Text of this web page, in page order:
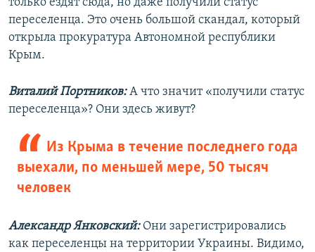
только ездят сюда, но даже получили статус
переселенца. Это очень большой скандал, который
открыла прокуратура Автономной республики
Крым.
Виталий Портников:А что значит «получили статус
переселенца»? Они здесь живут?
Из Крыма в течение последнего года
выехали, по меньшей мере, 50 тысяч
человек
Александр Янковский:Они зарегистрировались
как переселенцы на территории Украины. Видимо,